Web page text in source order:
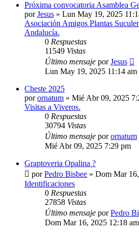
Próxima convocatoria Asamblea
porJesus » Lun May 19, 2025
Asociación Amigos Plantas
Andalucía.
0 Respuestas
11549 Vistas
Último mensaje porJesus
Lun May 19, 2025 11:14 am
Cheste 2025
porornatum » Mié Abr 09, 2025
Visitas a Viveros.
0 Respuestas
30794 Vistas
Último mensaje porornatum
Mié Abr 09, 2025 7:29 pm
Graptoveria Opalina ?
porPedro Bisbee » Dom Mar
Identificaciones
0 Respuestas
27858 Vistas
Último mensaje porPedro
Dom Mar 16, 2025 12:18 am